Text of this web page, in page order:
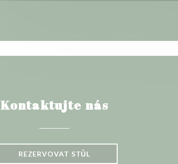
Kontaktujte nás
REZERVOVAT STŮL